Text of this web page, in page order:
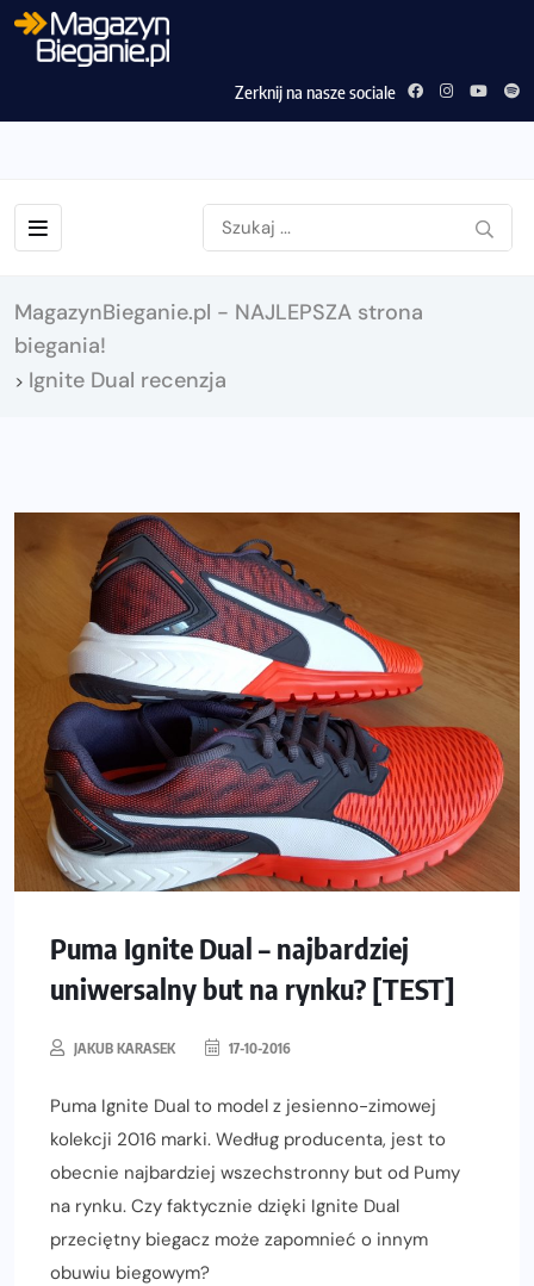
Zerknij na nasze sociale
MagazynBieganie.pl - NAJLEPSZA strona
biegania!
> Ignite Dual recenzja
Puma Ignite Dual – najbardziej
uniwersalny but na rynku? [TEST]
JAKUB KARASEK 17-10-2016
Puma Ignite Dual to model z jesienno-zimowej
kolekcji 2016 marki. Według producenta, jest to
obecnie najbardziej wszechstronny but od Pumy
na rynku. Czy faktycznie dzięki Ignite Dual
przeciętny biegacz może zapomnieć o innym
obuwiu biegowym?